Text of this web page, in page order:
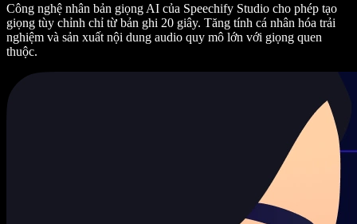
Công nghệ nhân bản giọng AI của Speechify Studio cho phép tạo
giọng tùy chỉnh chỉ từ bản ghi 20 giây. Tăng tính cá nhân hóa trải
nghiệm và sản xuất nội dung audio quy mô lớn với giọng quen
thuộc.